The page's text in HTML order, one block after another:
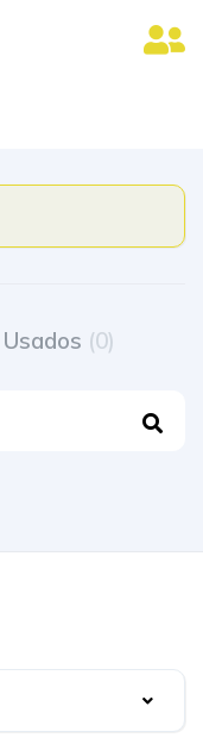
Usados (0)